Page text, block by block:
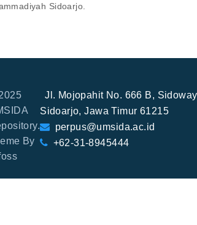
Sidoarjo.
By
Jl. Mojopahit No. 666 B,
Sidoarjo, Jawa Timur 61215
perpus@umsida.ac.id
+62-31-8945444